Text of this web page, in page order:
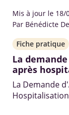
Mis à jour le 18/
Par Bénédicte
Fiche pratique
La
après
La Demande
prestations